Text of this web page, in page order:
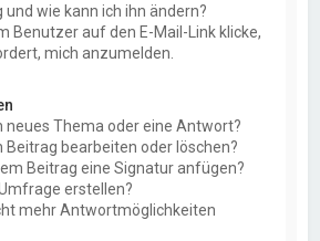
und wie kann ich ihn ändern?
Benutzer auf den E-Mail-Link klicke,
mich anzumelden.
neues Thema oder eine Antwort?
Beitrag bearbeiten oder löschen?
Beitrag eine Signatur anfügen?
erstellen?
mehr Antwortmöglichkeiten